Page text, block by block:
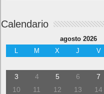
Calendario
agosto 2026
L
M X J V
3
4 5 6 7
10
11 12 13 14